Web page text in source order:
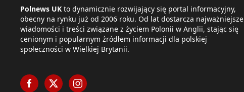
Polnews UK to dynamicznie rozwijający się portal informacyjny,
obecny na rynku już od 2006 roku. Od lat dostarcza najważniejsze
wiadomości i treści związane z życiem Polonii w Anglii, stając się
cenionym i popularnym źródłem informacji dla polskiej
społeczności w Wielkiej Brytanii.